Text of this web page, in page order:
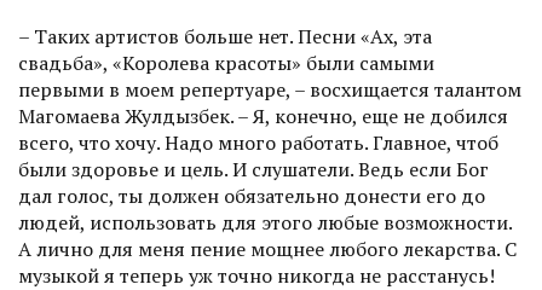
– Таких артистов больше нет. Песни «Ах, эта
свадьба», «Королева красоты» были самыми
первыми в моем репертуаре, – восхищается талантом
Магомаева Жулдызбек. – Я, конечно, еще не добился
всего, что хочу. Надо много работать. Главное, чтоб
были здоровье и цель. И слушатели. Ведь если Бог
дал голос, ты должен обязательно донести его до
людей, использовать для этого любые возможности.
А лично для меня пение мощнее любого лекарства. С
музыкой я теперь уж точно никогда не расстанусь!